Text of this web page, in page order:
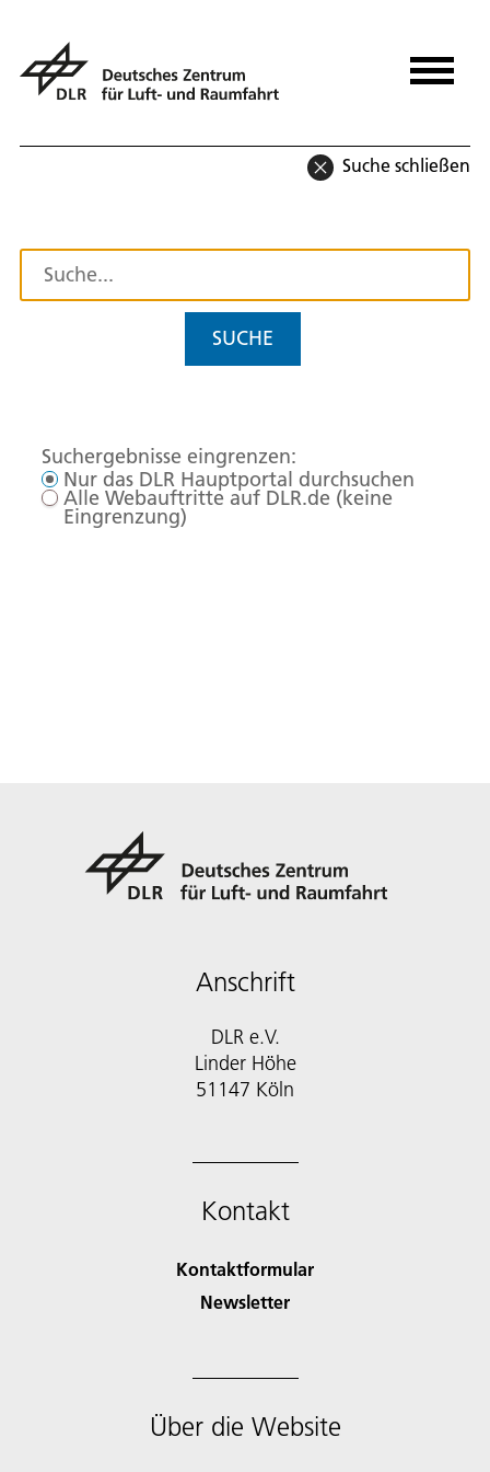
Suche schließen
SUCHE
Suchergebnisse eingrenzen:
Nur das DLR Hauptportal durchsuchen
Alle Webauftritte auf DLR.de (keine
Eingrenzung)
Anschrift
DLR e.V.
Linder Höhe
51147 Köln
Kontakt
Kontaktformular
Newsletter
Über die Website